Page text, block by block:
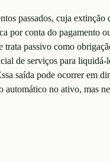
passados, cuja
por conta do
passivo como
de serviços para
saída pode ocorrer
no ativo, mas